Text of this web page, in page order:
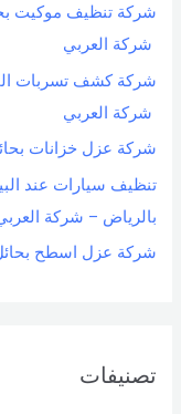
شركة العربي
شركة العربي
شركة عزل خزانات بحائل – 0551154864 اتصل بنا –
تنظيف سيارات عند
بالرياض – شركة
شركة عزل اسطح بحائل – 0551154864 اتصل بنا –
تصنيفات